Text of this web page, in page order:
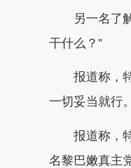
另一名了
干什么？”
报道称，
一切妥当就行
报道称，
名黎巴嫩真主